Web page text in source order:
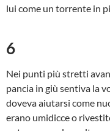
lui come un torrente in
6
Nei punti più stretti
pancia in giù sentiva la
doveva aiutarsi come
erano umidicce o